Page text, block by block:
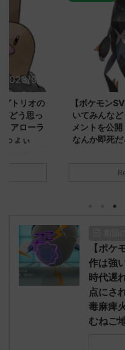
2023/9/8
トリオの
どう思っ
アローラ
っょぃ
リージョ
ただダグト
れたウミト
0702
【ポケモン
いてみんな
メントを公
なんか即死
う思ってる？
た！ (ﾜｯﾁｮｲW
ッグヘルムか
無しさん0971
決めた！ (ﾜｯﾁ
2023/06/28(
【ポ
作は強
時代遅
点にさ
毒麻痺
むねご